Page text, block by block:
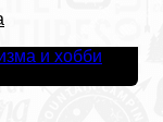
и хобби